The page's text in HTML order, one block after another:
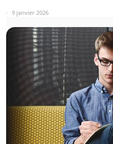
9 janvier 2026